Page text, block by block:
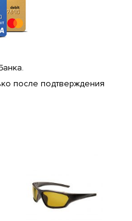
после подтверждения